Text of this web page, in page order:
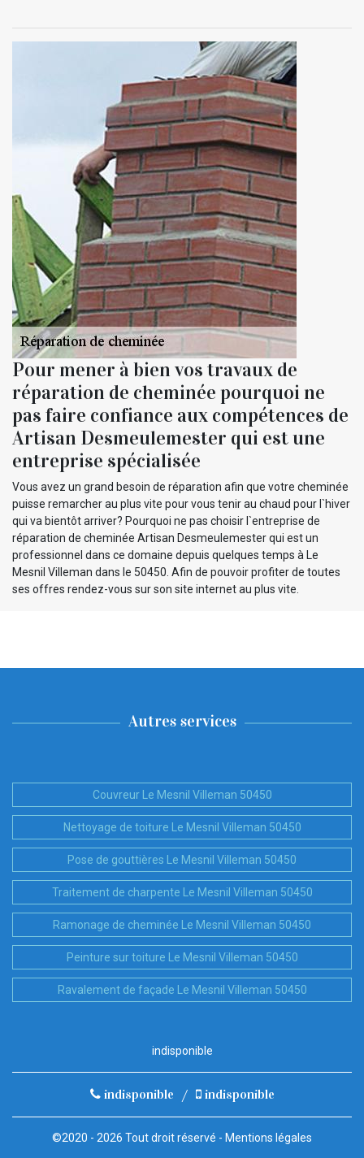
Pour mener à bien vos travaux de
réparation de cheminée pourquoi ne
pas faire confiance aux compétences de
Artisan Desmeulemester qui est une
entreprise spécialisée
Vous avez un grand besoin de réparation afin que votre cheminée
puisse remarcher au plus vite pour vous tenir au chaud pour l`hiver
qui va bientôt arriver? Pourquoi ne pas choisir l`entreprise de
réparation de cheminée Artisan Desmeulemester qui est un
professionnel dans ce domaine depuis quelques temps à Le
Mesnil Villeman dans le 50450. Afin de pouvoir profiter de toutes
ses offres rendez-vous sur son site internet au plus vite.
Autres services
Couvreur Le Mesnil Villeman 50450
Nettoyage de toiture Le Mesnil Villeman 50450
Pose de gouttières Le Mesnil Villeman 50450
Traitement de charpente Le Mesnil Villeman 50450
Ramonage de cheminée Le Mesnil Villeman 50450
Peinture sur toiture Le Mesnil Villeman 50450
Ravalement de façade Le Mesnil Villeman 50450
indisponible
indisponible / indisponible
©2020 - 2026 Tout droit réservé - Mentions légales